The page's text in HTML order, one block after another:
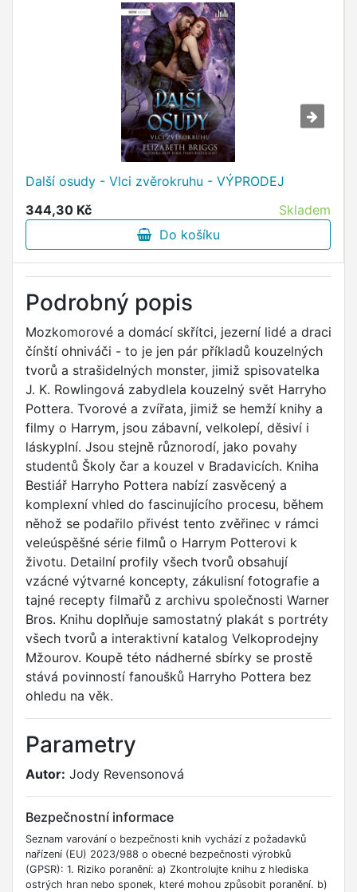
Další osudy - Vlci zvěrokruhu - VÝPRODEJ
344,30 Kč
Skladem
Do košíku
Podrobný popis
Mozkomorové a domácí skřítci, jezerní lidé a draci
čínští ohniváči - to je jen pár příkladů kouzelných
tvorů a strašidelných monster, jimiž spisovatelka
J. K. Rowlingová zabydlela kouzelný svět Harryho
Pottera. Tvorové a zvířata, jimiž se hemží knihy a
filmy o Harrym, jsou zábavní, velkolepí, děsiví i
láskyplní. Jsou stejně různorodí, jako povahy
studentů Školy čar a kouzel v Bradavicích. Kniha
Bestiář Harryho Pottera nabízí zasvěcený a
komplexní vhled do fascinujícího procesu, během
něhož se podařilo přivést tento zvěřinec v rámci
veleúspěšné série filmů o Harrym Potterovi k
životu. Detailní profily všech tvorů obsahují
vzácné výtvarné koncepty, zákulisní fotografie a
tajné recepty filmařů z archivu společnosti Warner
Bros. Knihu doplňuje samostatný plakát s portréty
všech tvorů a interaktivní katalog Velkoprodejny
Mžourov. Koupě této nádherné sbírky se prostě
stává povinností fanoušků Harryho Pottera bez
ohledu na věk.
Parametry
Autor: Jody Revensonová
Bezpečnostní informace
Seznam varování o bezpečnosti knih vychází z požadavků
nařízení (EU) 2023/988 o obecné bezpečnosti výrobků
(GPSR): 1. Riziko poranění: a) Zkontrolujte knihu z hlediska
ostrých hran nebo sponek, které mohou způsobit poranění. b)